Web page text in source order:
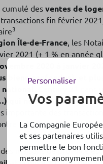
desventes de
fin février
3
Île-de-France, les
2021 (+ 1 % en année
2020 à janvier
biens confondus), et
, Century 21
qui ne s’est pas
importante des
+ 10,7 % enÎle-de-
maisons de province
Personnaliser
Vos
La Compagnie
et ses partenaires
permettre le bon
mesurer